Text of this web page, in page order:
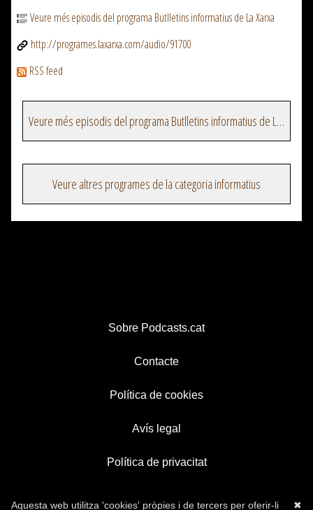
Veure més episodis del programa Butlletins informatius de La Xarxa
http://programes.laxarxa.com/audio/91700
RSS feed
Veure més episodis del programa Butlletins informatius de La Xarxa
Veure altres programes de la categoria informatius
Sobre Podcasts.cat
Contacte
Política de cookies
Avís legal
Política de privacitat
✖
Aquesta web utilitza 'cookies' pròpies i de tercers per oferir-li